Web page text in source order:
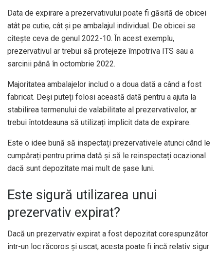
Data de expirare a prezervativului poate fi găsită de obicei
atât pe cutie, cât și pe ambalajul individual. De obicei se
citește ceva de genul 2022-10. În acest exemplu,
prezervativul ar trebui să protejeze împotriva ITS sau a
sarcinii până în octombrie 2022.
Majoritatea ambalajelor includ o a doua dată a când a fost
fabricat. Deși puteți folosi această dată pentru a ajuta la
stabilirea termenului de valabilitate al prezervativelor, ar
trebui întotdeauna să utilizați implicit data de expirare.
Este o idee bună să inspectați prezervativele atunci când le
cumpărați pentru prima dată și să le reinspectați ocazional
dacă sunt depozitate mai mult de șase luni.
Este sigură utilizarea unui
prezervativ expirat?
Dacă un prezervativ expirat a fost depozitat corespunzător
într-un loc răcoros și uscat, acesta poate fi încă relativ sigur